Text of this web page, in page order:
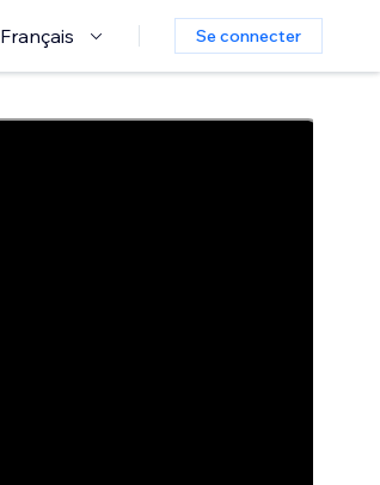
Français Se connecter